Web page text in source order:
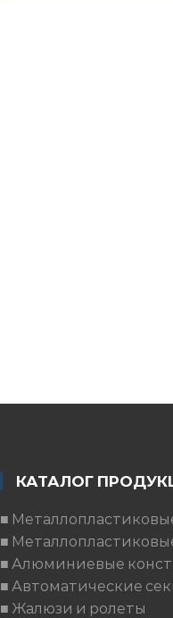
КАТАЛОГ
■
■
■ Алюминиевые
■ Автоматические
■ Жалюзи и ролеты